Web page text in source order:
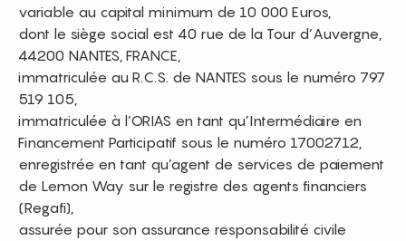
variable au capital minimum de 10 000 Euros,
dont le siège social est 40 rue de la Tour d’Auvergne,
44200 NANTES, FRANCE,
immatriculée au R.C.S. de NANTES sous le numéro 797
519 105,
immatriculée à l’ORIAS en tant qu’Intermédiaire en
Financement Participatif sous le numéro 17002712,
enregistrée en tant qu’agent de services de paiement
de Lemon Way sur le registre des agents financiers
(Regafi),
assurée pour son assurance responsabilité civile